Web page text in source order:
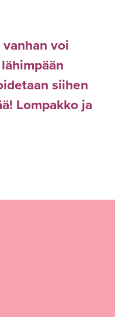
voi
siihen
Lompakko ja